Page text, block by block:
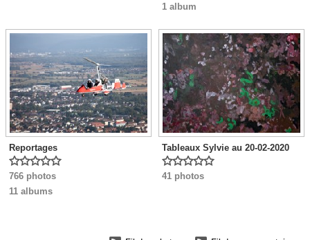
1 album
Reportages

766 photos
11 albums
Tableaux Sylvie au 20-02-2020

41 photos